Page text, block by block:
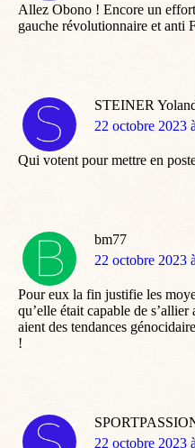
Allez Obono ! Encore un
gauche révolutionnaire et anti
STEINER
dit
22 octobre 2023
Qui votent pour mettre en
bm77
dit
22 octobre 2023
Pour eux la fin justifie les
qu’elle était capable de
aient des tendances
!
dit
22 octobre 2023